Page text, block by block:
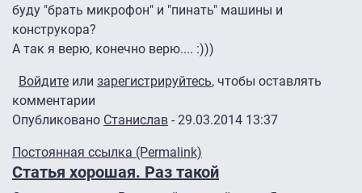
буду "брать микрофон" и "пинать" машины и
конструкора?
А так я верю, конечно верю.... :)))
Войдите или зарегистрируйтесь, чтобы оставлять
комментарии
Опубликовано Станислав - 29.03.2014 13:37
Постоянная ссылка (Permalink)
Статья хорошая. Раз такой